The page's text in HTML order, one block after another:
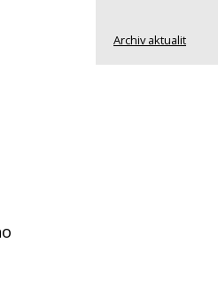
Archiv aktualit